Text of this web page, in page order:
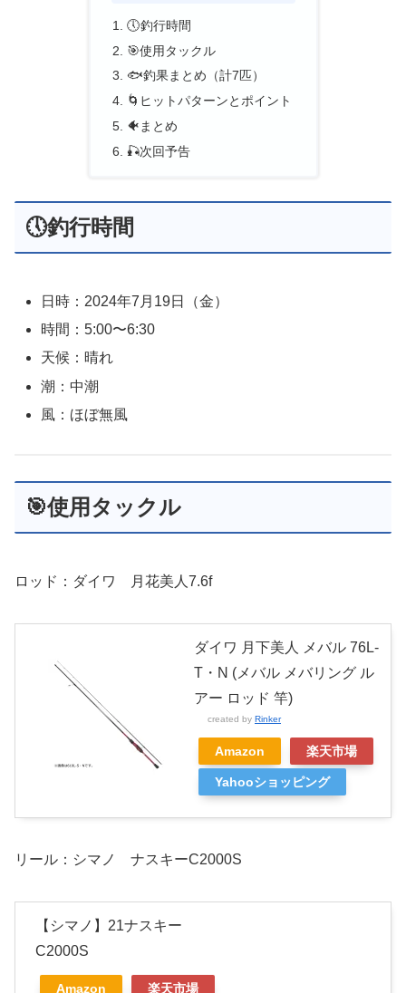
🕔釣行時間
🎯使用タックル
🐟釣果まとめ（計7匹）
🌀ヒットパターンとポイント
🐠まとめ
🎣次回予告
🕔釣行時間
日時：2024年7月19日（金）
時間：5:00〜6:30
天候：晴れ
潮：中潮
風：ほぼ無風
🎯使用タックル
ロッド：ダイワ 月花美人7.6f
ダイワ 月下美人 メバル 76L-
T・N (メバル メバリング ル
アー ロッド 竿)
created by Rinker
Amazon 楽天市場
Yahooショッピング
リール：シマノ ナスキーC2000S
【シマノ】21ナスキー
C2000S
Amazon 楽天市場